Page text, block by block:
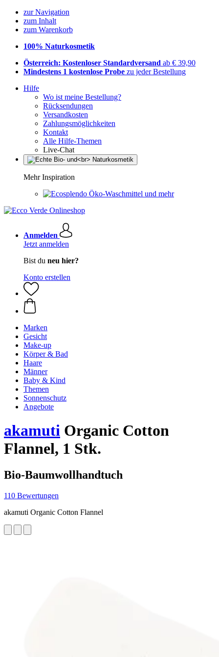
zur Navigation
zum Inhalt
zum Warenkorb
100% Naturkosmetik
Österreich: Kostenloser Standardversand ab € 39,90
Mindestens 1 kostenlose Probe zu jeder Bestellung
Hilfe
Wo ist meine Bestellung?
Rücksendungen
Versandkosten
Zahlungsmöglichkeiten
Kontakt
Alle Hilfe-Themen
Live-Chat
Mehr Inspiration
Öko-Waschmittel und mehr
Anmelden
Jetzt anmelden
Bist du neu hier?
Konto erstellen
Marken
Gesicht
Make-up
Körper & Bad
Haare
Männer
Baby & Kind
Themen
Sonnenschutz
Angebote
akamuti Organic Cotton
Flannel, 1 Stk.
Bio-Baumwollhandtuch
110 Bewertungen
akamuti Organic Cotton Flannel